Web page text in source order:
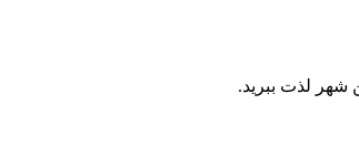
شهر لذت ببرید.